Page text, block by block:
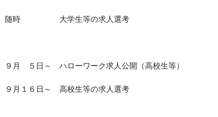
随時 大学生等の求人選考
９月 ５日～ ハローワーク求人公開（高校生等）
９月１６日～ 高校生等の求人選考